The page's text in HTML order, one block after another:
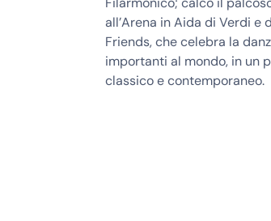
all’Arena in Aida di Verdi e
Friends, che celebra la
importanti al mondo, in un
classico e contemporaneo.